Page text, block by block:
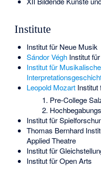
Institute
Institut für Neue Musik
Sándor VéghInstitut
Institut für
Leopold MozartInstitut
Pre-College
Institut für
Thomas Bernhard
Applied Theatre
Institut für
Institut für Open Arts